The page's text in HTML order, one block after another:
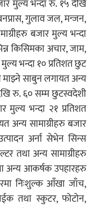
मुल्य भन्दा रु. १५ देखि
गुलाव जल, मन्जन,
बजार मुल्य भन्दा
किसिमका अचार, जाम,
भन्दा १० प्रतिशत छुट
माझ्ने साबुन लगायत अन्य
रु. ६० सम्म छुटस्वदेशी
मुल्य भन्दा २१ प्रतिशत
अन्य सामाग्रीहरु बजार
अर्ना सेभेन सिन्स
तथा अन्य सामाग्रीहरु
अन्य आकर्षक उपहारहरु
निःशुल्क आँखा जाँच,
तथा स्कुटर, फोटोन,